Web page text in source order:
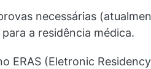
necessárias
a residência médica.
ERAS (Eletronic